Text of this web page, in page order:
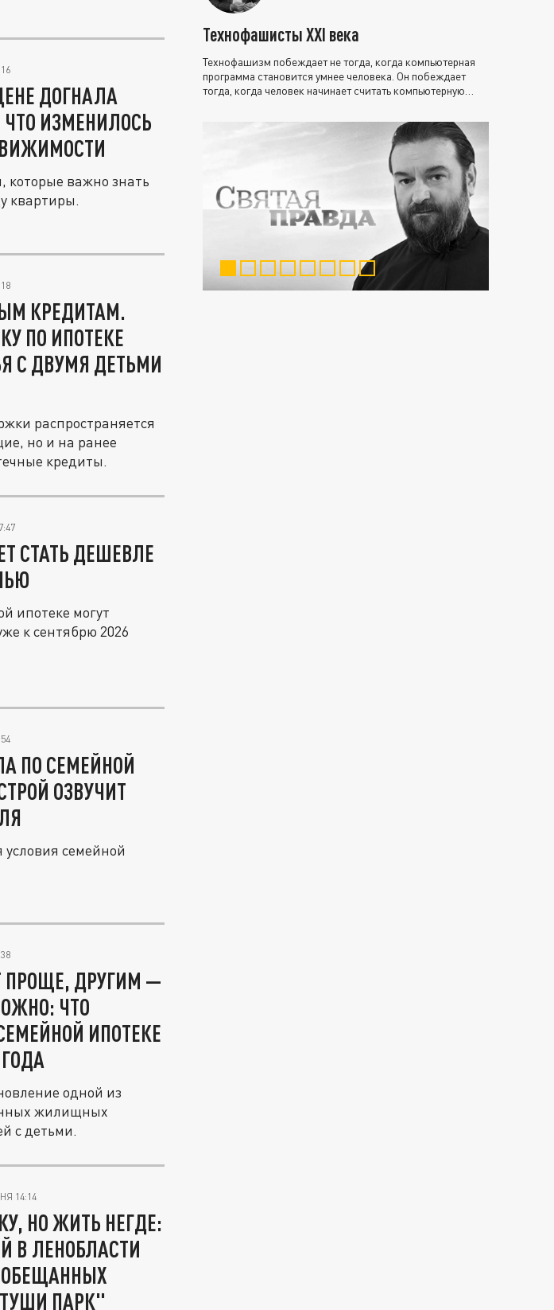
ДОГНАЛА
ИЗМЕНИЛОСЬ
которые важно знать
квартиры.
КРЕДИТАМ.
ПО ИПОТЕКЕ
С ДВУМЯ ДЕТЬМИ
распространяется
но и на ранее
кредиты.
СТАТЬ ДЕШЕВЛЕ
ипотеке могут
к сентябрю 2026
ПО СЕМЕЙНОЙ
ОЗВУЧИТ
семейной
ПРОЩЕ, ДРУГИМ —
ЧТО
ИПОТЕКЕ
одной из
жилищных
с детьми.
14:14
НО ЖИТЬ НЕГДЕ:
В ЛЕНОБЛАСТИ
ОБЕЩАННЫХ
ПАРК"
Технофашисты XXI века
Технофашизм побеждает не тогда, когда компьютерная
программа становится умнее человека. Он побеждает
тогда, когда человек начинает считать компьютерную